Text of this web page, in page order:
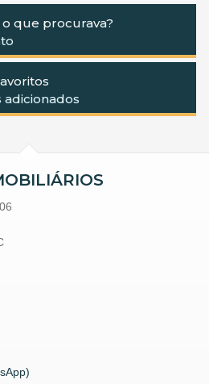
que procurava?
adicionados